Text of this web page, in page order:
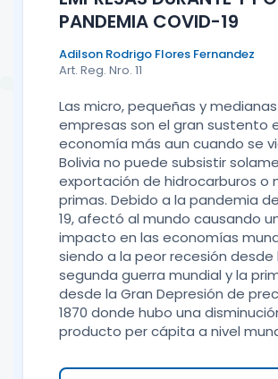
PANDEMIA COVID-19
Adilson Rodrigo Flores Fernandez
Art. Reg. Nro. 11
Las micro, pequeñas y medianas
empresas son el gran sustento
economía más aun cuando se
Bolivia no puede subsistir
exportación de hidrocarburos o
primas. Debido a la pandemia
19, afectó al mundo causando
impacto en las economías
siendo a la peor recesión desde
segunda guerra mundial y la
desde la Gran Depresión de
1870 donde hubo una
producto per cápita a nivel